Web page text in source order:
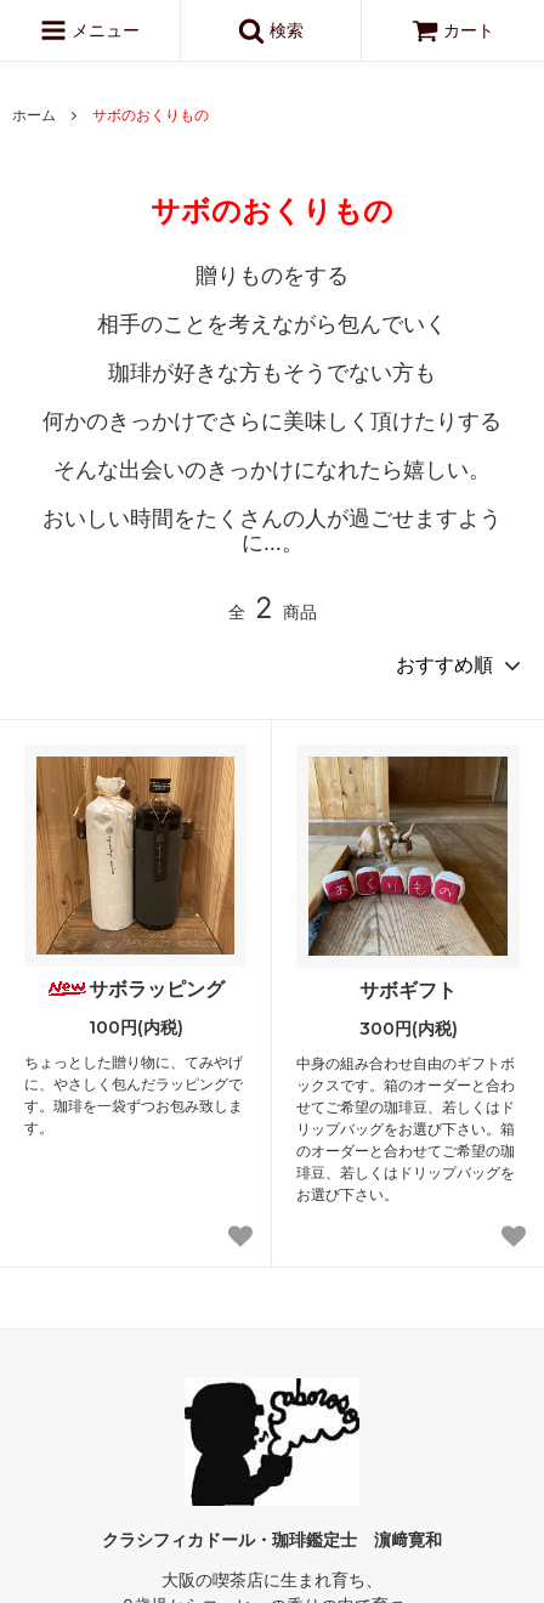
メニュー 検索 カート
ホーム サボのおくりもの
サボのおくりもの
贈りものをする
相手のことを考えながら包んでいく
珈琲が好きな方もそうでない方も
何かのきっかけでさらに美味しく頂けたりする
そんな出会いのきっかけになれたら嬉しい。
おいしい時間をたくさんの人が過ごせますよう
に…。
全 2 商品
サボラッピング
100円(内税)
ちょっとした贈り物に、てみやげ
に、やさしく包んだラッピングで
す。珈琲を一袋ずつお包み致しま
す。
サボギフト
300円(内税)
中身の組み合わせ自由のギフトボ
ックスです。箱のオーダーと合わ
せてご希望の珈琲豆、若しくはド
リップバッグをお選び下さい。箱
のオーダーと合わせてご希望の珈
琲豆、若しくはドリップバッグを
お選び下さい。
クラシフィカドール・珈琲鑑定士 濵﨑寛和
大阪の喫茶店に生まれ育ち、